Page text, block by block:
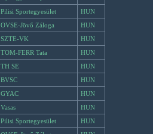
Pilisi Sportegyesület
HUN
OVSE-Jövő Záloga
HUN
SZTE-VK
HUN
TOM-FERR Tata
HUN
TH SE
HUN
BVSC
HUN
GYAC
HUN
Vasas
HUN
Pilisi Sportegyesület
HUN